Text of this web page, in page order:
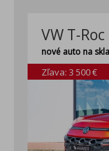
VW T-
nové auto na
Zľava: 3 500 €